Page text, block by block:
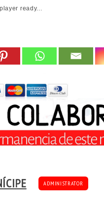
player ready...
ADMINISTRATOR